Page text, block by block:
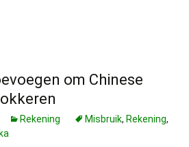
om Chinese
Rekening Misbruik, Rekening,